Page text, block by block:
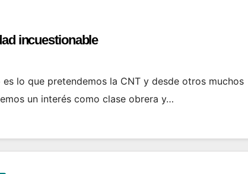
incuestionable
lo que pretendemos la CNT y desde otros muchos
un interés como clase obrera y…